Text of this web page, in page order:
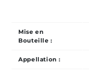
Mise en
Bouteille :
Appellation :